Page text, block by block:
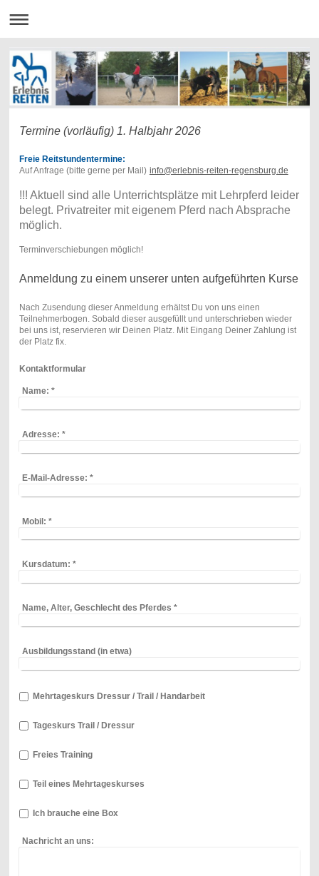
Termine (vorläufig) 1. Halbjahr 2026
Freie Reitstundentermine:
Auf Anfrage (bitte gerne per Mail) info@erlebnis-reiten-regensburg.de
!!! Aktuell sind alle Unterrichtsplätze mit Lehrpferd leider
belegt. Privatreiter mit eigenem Pferd nach Absprache
möglich.
Terminverschiebungen möglich!
Anmeldung zu einem unserer unten aufgeführten Kurse
Nach Zusendung dieser Anmeldung erhältst Du von uns einen
Teilnehmerbogen. Sobald dieser ausgefüllt und unterschrieben wieder
bei uns ist, reservieren wir Deinen Platz. Mit Eingang Deiner Zahlung ist
der Platz fix.
Kontaktformular
Name: *
Adresse: *
E-Mail-Adresse: *
Mobil: *
Kursdatum: *
Name, Alter, Geschlecht des Pferdes *
Ausbildungsstand (in etwa)
Mehrtageskurs Dressur / Trail / Handarbeit
Tageskurs Trail / Dressur
Freies Training
Teil eines Mehrtageskurses
Ich brauche eine Box
Nachricht an uns: